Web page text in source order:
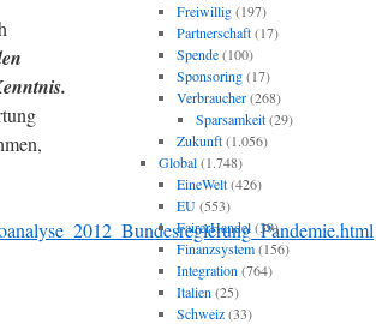
Freiwillig(197)
Partnerschaft(17)
Spende(100)
Sponsoring(17)
Verbraucher(268)
Sparsamkeit(29)
Zukunft(1.056)
Global(1.748)
EineWelt(426)
EU(553)
FairerHandel(39)
Finanzsystem(156)
Integration (764)
Italien (25)
Schweiz(33)